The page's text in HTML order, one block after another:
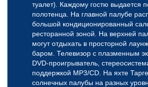
туалет). Каждому гостю выдается
полотенца. На главной палубе
большой кондиционированный
ресторанной зоной. На верхней
могут отдыхать в просторной
баром. Телевизор с плазменным
DVD-проигрыватель,
поддержкой MP3/CD. На яхте
солнечных палубы на разных